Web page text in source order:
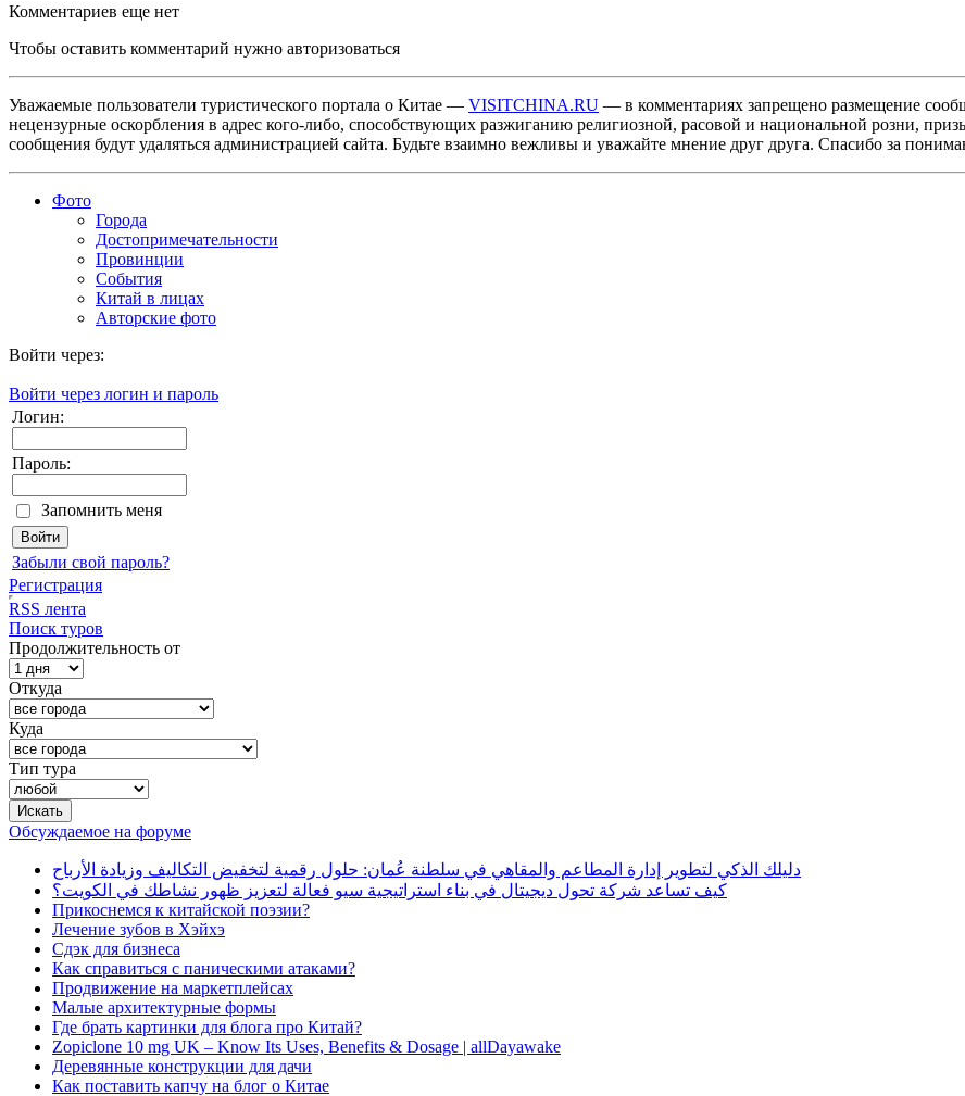
Комментариев еще нет
Чтобы оставить комментарий нужно авторизоваться
Уважаемые пользователи туристического портала о Китае — VISITCHINA.RU — в комментариях запрещено размещение
нецензурные оскорбления в адрес кого-либо, способствующих разжиганию религиозной, расовой и национальной розни,
сообщения будут удаляться администрацией сайта. Будьте взаимно вежливы и уважайте мнение друг друга. Спасибо за
Фото
Города
Достопримечательности
Провинции
События
Китай в лицах
Авторские фото
Войти через:
Войти через логин и пароль
Логин:
Пароль:
Запомнить меня
Забыли свой пароль?
Регистрация
RSS лента
Поиск туров
Продолжительность от
Откуда
Куда
Тип тура
Обсуждаемое на форуме
دليلك الذكي لتطوير إدارة المطاعم والمقاهي في سلطنة عُمان: حلول رقمية لتخفيض التكاليف وزيادة الأرباح
كيف تساعد شركة تحول ديجيتال في بناء استراتيجية سيو فعالة لتعزيز ظهور نشاطك في الكويت؟
Прикоснемся к китайской поэзии?
Лечение зубов в Хэйхэ
Сдэк для бизнеса
Как справиться с паническими атаками?
Продвижение на маркетплейсах
Малые архитектурные формы
Где брать картинки для блога про Китай?
Zopiclone 10 mg UK – Know Its Uses, Benefits & Dosage | allDayawake
Деревянные конструкции для дачи
Как поставить капчу на блог о Китае